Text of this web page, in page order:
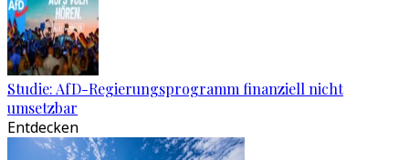
Studie: AfD-Regierungsprogramm finanziell nicht
umsetzbar
Entdecken